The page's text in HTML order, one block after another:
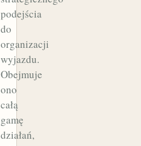
podejścia
do
organizacji
wyjazdu.
Obejmuje
ono
całą
gamę
działań,